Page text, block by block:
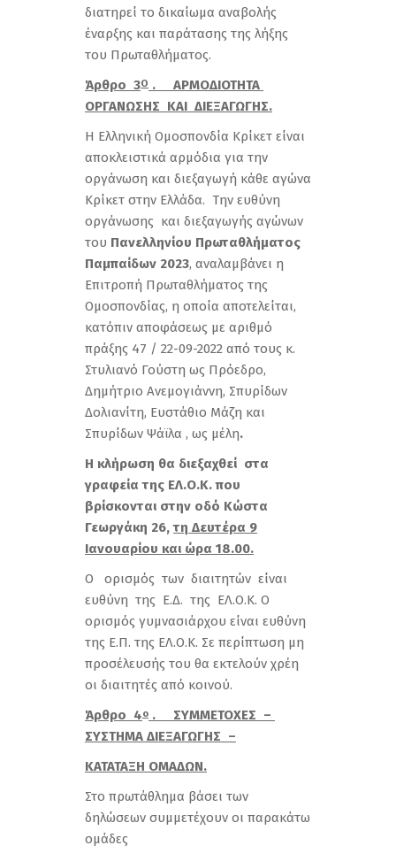
διατηρεί το δικαίωμα αναβολής
έναρξης και παράτασης της λήξης
του Πρωταθλήματος.
Άρθρο 3Ο . ΑΡΜΟΔΙΟΤΗΤΑ
ΟΡΓΑΝΩΣΗΣ ΚΑΙ ΔΙΕΞΑΓΩΓΗΣ.
Η Ελληνική Ομοσπονδία Κρίκετ είναι
αποκλειστικά αρμόδια για την
οργάνωση και διεξαγωγή κάθε αγώνα
Κρίκετ στην Ελλάδα. Την ευθύνη
οργάνωσης και διεξαγωγής αγώνων
του Πανελληνίου Πρωταθλήματος
Παμπαίδων 2023, αναλαμβάνει η
Επιτροπή Πρωταθλήματος της
Ομοσπονδίας, η οποία αποτελείται,
κατόπιν αποφάσεως με αριθμό
πράξης 47 / 22-09-2022 από τους κ.
Στυλιανό Γούστη ως Πρόεδρο,
Δημήτριο Ανεμογιάννη, Σπυρίδων
Δολιανίτη, Ευστάθιο Μάζη και
Σπυρίδων Ψάϊλα , ως μέλη.
Η κλήρωση θα διεξαχθεί στα
γραφεία της ΕΛ.Ο.Κ. που
βρίσκονται στην οδό Κώστα
Γεωργάκη 26,τη Δευτέρα 9
Ιανουαρίου και ώρα 18.00.
Ο ορισμός των διαιτητών είναι
ευθύνη της Ε.Δ. της ΕΛ.Ο.Κ. Ο
ορισμός γυμνασιάρχου είναι ευθύνη
της Ε.Π. της ΕΛ.Ο.Κ. Σε περίπτωση μη
προσέλευσής του θα εκτελούν χρέη
οι διαιτητές από κοινού.
Άρθρο 4ο . ΣΥΜΜΕΤΟΧΕΣ –
ΣΥΣΤΗΜΑ ΔΙΕΞΑΓΩΓΗΣ –
ΚΑΤΑΤΑΞΗ ΟΜΑΔΩΝ.
Στο πρωτάθλημα βάσει των
δηλώσεων συμμετέχουν οι παρακάτω
ομάδες